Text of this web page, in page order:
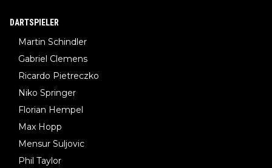
DARTSPIELER
Martin Schindler
Gabriel Clemens
Ricardo Pietreczko
Niko Springer
Florian Hempel
Max Hopp
Mensur Suljovic
Phil Taylor